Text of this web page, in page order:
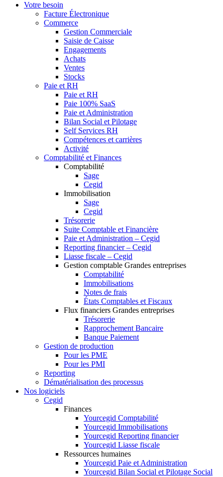
Votre besoin
Facture Électronique
Commerce
Gestion Commerciale
Saisie de Caisse
Engagements
Achats
Ventes
Stocks
Paie et RH
Paie et RH
Paie 100% SaaS
Paie et Administration
Bilan Social et Pilotage
Self Services RH
Compétences et carrières
Activité
Comptabilité et Finances
Comptabilité
Sage
Cegid
Immobilisation
Sage
Cegid
Trésorerie
Suite Comptable et Financière
Paie et Administration – Cegid
Reporting financier – Cegid
Liasse fiscale – Cegid
Gestion comptable Grandes entreprises
Comptabilité
Immobilisations
Notes de frais
États Comptables et Fiscaux
Flux financiers Grandes entreprises
Trésorerie
Rapprochement Bancaire
Banque Paiement
Gestion de production
Pour les PME
Pour les PMI
Reporting
Dématérialisation des processus
Nos logiciels
Cegid
Finances
Yourcegid Comptabilité
Yourcegid Immobilisations
Yourcegid Reporting financier
Yourcegid Liasse fiscale
Ressources humaines
Yourcegid Paie et Administration
Yourcegid Bilan Social et Pilotage Social